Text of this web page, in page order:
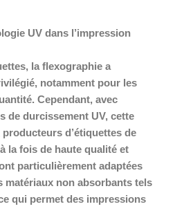
UV dans l’impression
la flexographie a
notamment pour les
Cependant, avec
de durcissement UV, cette
d’étiquettes de
la fois de haute qualité et
particulièrement adaptées
matériaux non absorbants tels
qui permet des impressions